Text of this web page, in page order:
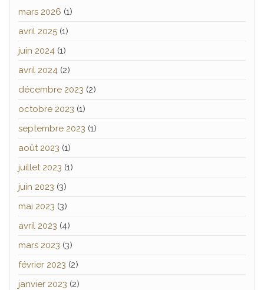
mars 2026 (1)
avril 2025 (1)
juin 2024 (1)
avril 2024 (2)
décembre 2023 (2)
octobre 2023 (1)
septembre 2023 (1)
août 2023 (1)
juillet 2023 (1)
juin 2023 (3)
mai 2023 (3)
avril 2023 (4)
mars 2023 (3)
février 2023 (2)
janvier 2023 (2)